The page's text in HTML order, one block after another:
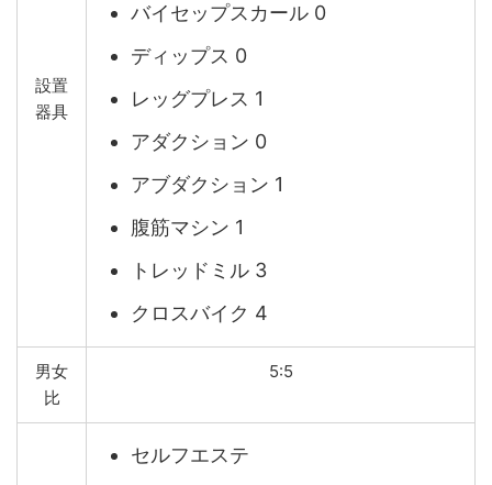
設置
器具
バイセップスカール 0
ディップス 0
レッグプレス 1
アダクション 0
アブダクション 1
腹筋マシン 1
トレッドミル 3
クロスバイク 4
男女
比
5:5
セルフエステ